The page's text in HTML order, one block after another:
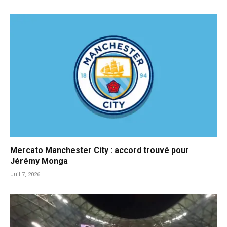
Mercato Manchester City : accord trouvé pour
Jérémy Monga
Juil 7, 2026